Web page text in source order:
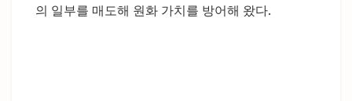
의 일부를 매도해 원화 가치를 방어해 왔다.